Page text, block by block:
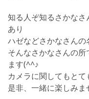
知る人ぞ知るさかな
あり
ハゼなどさかなさんの
そんなさかなさんの
ます(^^♪
カメラに関してもとて
是非、一緒に楽しみま